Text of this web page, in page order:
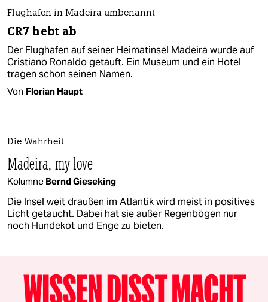
Flughafen in Madeira umbenannt
CR7 hebt ab
Der Flughafen auf seiner Heimatinsel Madeira wurde auf
Cristiano Ronaldo getauft. Ein Museum und ein Hotel
tragen schon seinen Namen.
Von Florian Haupt
Die Wahrheit
Madeira, my love
Kolumne Bernd Gieseking
Die Insel weit draußen im Atlantik wird meist in positives
Licht getaucht. Dabei hat sie außer Regenbögen nur
noch Hundekot und Enge zu bieten.